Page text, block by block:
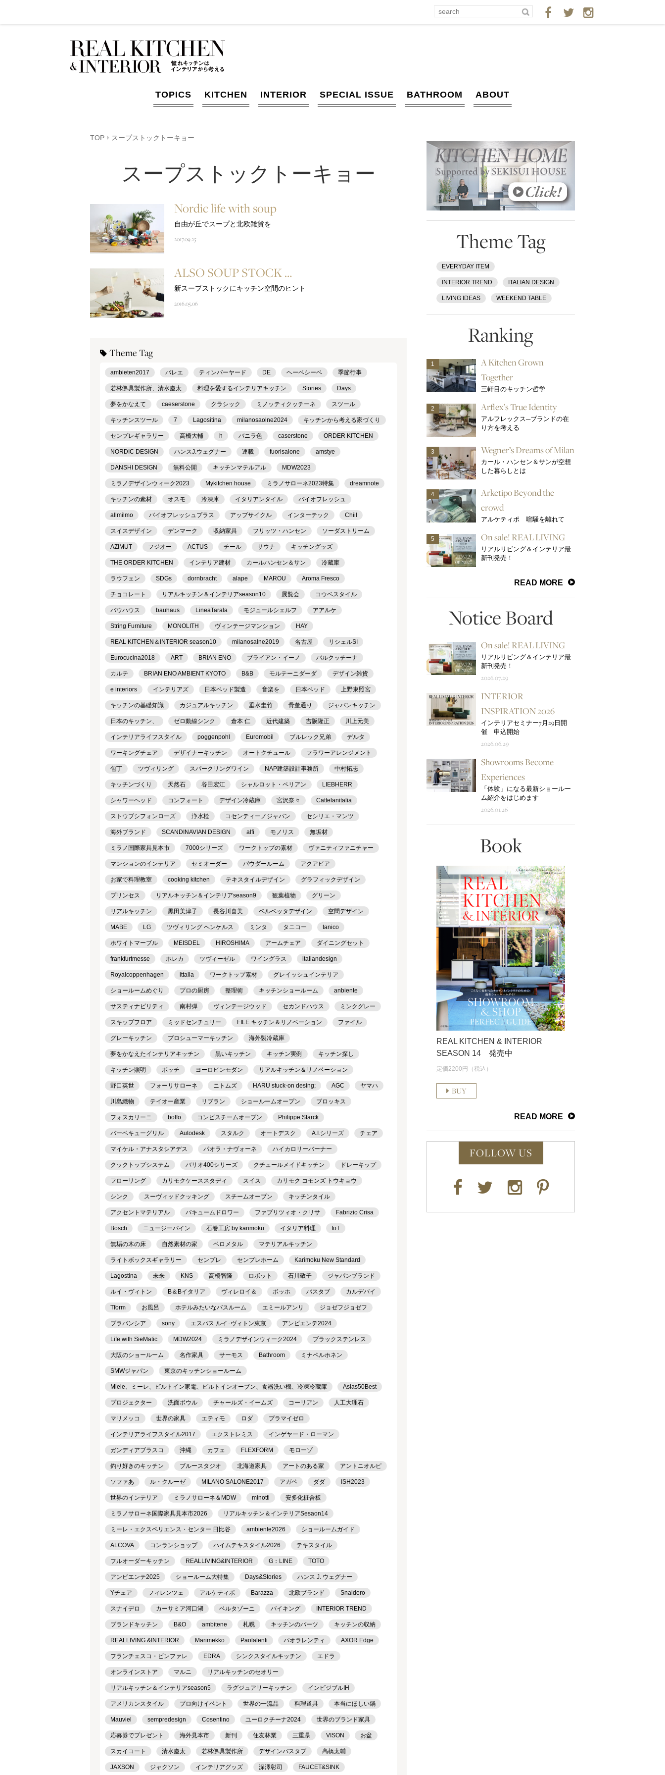
TOPICS KITCHEN INTERIOR SPECIAL ISSUE BATHROOM ABOUT
TOP スープストックトーキョー
スープストックトーキョー
Nordic life with soup
自由が丘でスープと北欧雑貨を
2017.09.25
ALSO SOUP STOCK …
新スープストックにキッチン空間のヒント
2016.05.06
Theme Tag
ambieten2017 バレエ ティンバーヤード DE ヘーベシーベ 季節行事
若林佛具製作所、清水慶太 料理を愛するインテリアキッチン Stories Days
夢をかなえて caeserstone クラシック ミノッティクッチーネ スツール
キッチンスツール 7 Lagositina milanosaolne2024 キッチンから考える家づくり
センプレギャラリー 高橋大輔 h バニラ色 caserstone ORDER KITCHEN
NORDIC DESIGN ハンスJ.ウェグナー 連載 fuorisalone amstye
DANSHI DESIGN 無料公開 キッチンマテルアル MDW2023
ミラノデザインウィーク2023 Mykitchen house ミラノサローネ2023特集 dreamnote
キッチンの素材 オスモ 冷凍庫 イタリアンタイル バイオフレッシュ
allmilmo バイオフレッシュプラス アップサイクル インターテック Chiil
スイスデザイン デンマーク 収納家具 フリッツ・ハンセン ソーダストリーム
AZIMUT フジオー ACTUS チール サウナ キッチングッズ
THE ORDER KITCHEN インテリア建材 カールハンセン＆サン 冷蔵庫
ラウフェン SDGs dornbracht alape MAROU Aroma Fresco
チョコレート リアルキッチン＆インテリアseason10 展覧会 コウベスタイル
バウハウス bauhaus LineaTarala モジュールシェルフ アアルケ
String Furniture MONOLITH ヴィンテージマンション HAY
REAL KITCHEN＆INTERIOR season10 milanosalne2019 名古屋 リシェルSI
Eurocucina2018 ART BRIAN ENO ブライアン・イーノ バルクッチーナ
カルテ BRIAN ENO AMBIENT KYOTO B&B モルテーニダーダ デザイン雑貨
e interiors インテリアズ 日本ベッド製造 音楽を 日本ベッド 上野東照宮
キッチンの基礎知識 カジュアルキッチン 垂水圭竹 骨董通り ジャパンキッチン
日本のキッチン、 ゼロ動線シンク 倉本 仁 近代建築 吉阪隆正 川上元美
インテリアライフスタイル poggenpohl Euromobil ブルレック兄弟 デルタ
ワーキングチェア デザイナーキッチン オートクチュール フラワーアレンジメント
包丁 ツヴィリング スパークリングワイン NAP建築設計事務所 中村拓志
キッチンづくり 天然石 谷田宏江 シャルロット・ペリアン LIEBHERR
シャワーヘッド コンフォート デザイン冷蔵庫 宮沢奈々 Cattelanitalia
ストウブシフォンローズ 浄水栓 コセンティーノジャパン セシリエ・マンツ
海外ブランド SCANDINAVIAN DESIGN alfi モノリス 無垢材
ミラノ国際家具見本市 7000シリーズ ワークトップの素材 ヴァニティファニチャー
マンションのインテリア セミオーダー パウダールーム アクアピア
お家で料理教室 cooking kitchen テキスタイルデザイン グラフィックデザイン
プリンセス リアルキッチン＆インテリアseason9 観葉植物 グリーン
リアルキッチン 黒田美津子 長谷川喜美 ベルベッタデザイン 空間デザイン
MABE LG ツヴィリング ヘンケルス ミンタ タニコー tanico
ホワイトマーブル MEISDEL HIROSHIMA アームチェア ダイニングセット
frankfurtmesse ホレカ ツヴィーゼル ワイングラス italiandesign
Royalcoppenhagen ittalla ワークトップ素材 グレイッシュインテリア
ショールームめぐり プロの厨房 整理術 キッチンショールーム anbiente
サスティナビリティ 南村弾 ヴィンテージウッド セカンドハウス ミンクグレー
スキップフロア ミッドセンチュリー FILE キッチン＆リノベーション ファイル
グレーキッチン プロシューマーキッチン 海外製冷蔵庫
夢をかなえたインテリアキッチン 黒いキッチン キッチン実例 キッチン探し
キッチン照明 ボッチ ヨーロピンモダン リアルキッチン＆リノベーション
野口英世 フォーリサローネ ニトムズ HARU stuck-on desing; AGC ヤマハ
川島織物 テイオー産業 リブラン ショールームオープン ブロッキス
フォスカリーニ boffo コンビスチームオーブン Philippe Starck
バーベキューグリル Autodesk スタルク オートデスク A.I.シリーズ チェア
マイケル・アナスタシアデス パオラ・ナヴォーネ ハイカロリーバーナー
クックトップシステム バリオ400シリーズ クチュールメイドキッチン ドレーキップ
フローリング カリモクケーススタディ スイス カリモク コモンズ トウキョウ
シンク スーヴィッドクッキング スチームオーブン キッチンタイル
アクセントマテリアル バキュームドロワー ファブリツィオ・クリサ Fabrizio Crisa
Bosch ニュージーパイン 石巻工房 by karimoku イタリア料理 IoT
無垢の木の床 自然素材の家 ベロメタル マテリアルキッチン
ライトボックスギャラリー センプレ センプレホーム Karimoku New Standard
Lagostina 未来 KNS 高橋智隆 ロボット 石川敬子 ジャパンブランド
ルイ・ヴィトン B＆Bイタリア ヴィレロイ＆ ボッホ バスタブ カルデバイ
Tform お風呂 ホテルみたいなバスルーム エミールアンリ ジョゼフジョゼフ
ブラバンシア sony エスパス ルイ･ヴィトン東京 アンビエンテ2024
Life with SieMatic MDW2024 ミラノデザインウィーク2024 ブラックステンレス
大阪のショールーム 名作家具 サーモス Bathroom ミナペルホネン
SMWジャパン 東京のキッチンショールーム
Miele、ミーレ、ビルトイン家電、ビルトインオーブン、食器洗い機、冷凍冷蔵庫 Asias50Best
プロジェクター 洗面ボウル チャールズ・イームズ コーリアン 人工大理石
マリメッコ 世界の家具 エティモ ロダ プラマイゼロ
インテリアライフスタイル2017 エクストレミス インゲヤード・ローマン
ガンディアブラスコ 沖縄 カフェ FLEXFORM モローゾ
釣り好きのキッチン ブルースタジオ 北海道家具 アートのある家 アントニオルピ
ソファあ ル・クルーゼ MILANO SALONE2017 アガペ ダダ ISH2023
世界のインテリア ミラノサローネ＆MDW minotti 安多化粧合板
ミラノサローネ国際家具見本市2026 リアルキッチン＆インテリアSesaon14
ミーレ・エクスペリエンス・センター 日比谷 ambiente2026 ショールームガイド
ALCOVA コンランショップ ハイムテキスタイル2026 テキスタイル
フルオーダーキッチン REALLIVING&INTERIOR G：LINE TOTO
アンビエンテ2025 ショールーム大特集 Days&Stories ハンス J. ウェグナー
Yチェア フィレンツェ アルケティポ Barazza 北欧ブランド Snaidero
スナイデロ カーサミア河口湖 ベルタゾーニ バイキング INTERIOR TREND
ブランドキッチン B&O ambitene 札幌 キッチンのパーツ キッチンの収納
REALLIVING &INTERIOR Marimekko Paolalenti パオラレンティ AXOR Edge
フランチェスコ・ビンファレ EDRA シンクスタイルキッチン エドラ
オンラインストア マルニ リアルキッチンのセオリー
リアルキッチン＆インテリアseason5 ラグジュアリーキッチン インビジブルIH
アメリカンスタイル プロ向けイベント 世界の一流品 料理道具 本当にほしい鍋
Mauviel sempredesign Cosentino ユーロクチーナ2024 世界のブランド家具
応募券でプレゼント 海外見本市 新刊 住友林業 三重県 VISON お盆
スカイコート 清水慶太 若林佛具製作所 デザインバスタブ 髙橋太輔
JAXSON ジャクソン インテリアグッズ 深澤彰司 FAUCET&SINK
Theme Tag
EVERYDAY ITEM
INTERIOR TREND ITALIAN DESIGN
LIVING IDEAS WEEKEND TABLE
Ranking
1
A Kitchen Grown
Together
三軒目のキッチン哲学
2 Arflex’s True Identity
アルフレックス─ブランドの在
り方を考える
3 Wegner’s Dreams of Milan
カール・ハンセン＆サンが空想
した暮らしとは
4
Arketipo Beyond the
crowd
アルケティポ 喧騒を離れて
5 On sale! REAL LIVING
リアルリビング＆インテリア最
新刊発売！
READ MORE
Notice Board
On sale! REAL LIVING
リアルリビング＆インテリア最
新刊発売！
2026.07.29
INTERIOR
INSPIRATION 2026
インテリアセミナー7月29日開
催 申込開始
2026.06.29
Showrooms Become
Experiences
「体験」になる最新ショールー
ム紹介をはじめます
2026.01.26
Book
REAL KITCHEN & INTERIOR
SEASON 14 発売中
定価2200円（税込）
BUY
READ MORE
FOLLOW US